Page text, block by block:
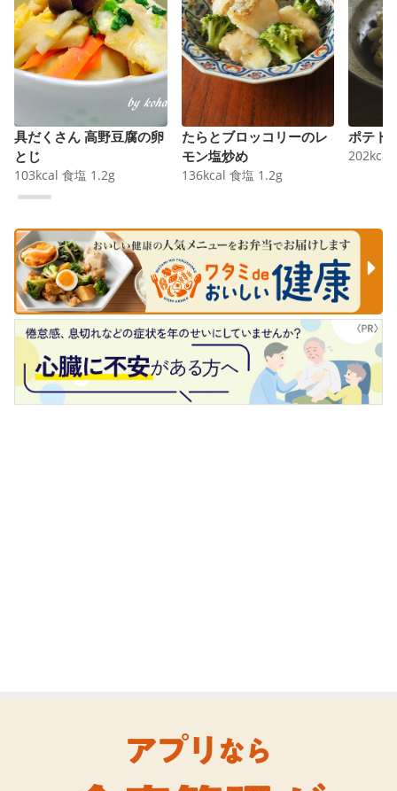
具だくさん 高野豆腐の卵
とじ
103kcal 食塩 1.2g
たらとブロッコリーのレ
モン塩炒め
136kcal 食塩 1.2g
ポテト
202kcal